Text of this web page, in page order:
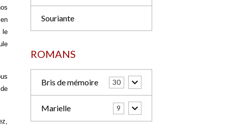
le
Souriante
ROMANS
Bris de mémoire 30
Marielle 9